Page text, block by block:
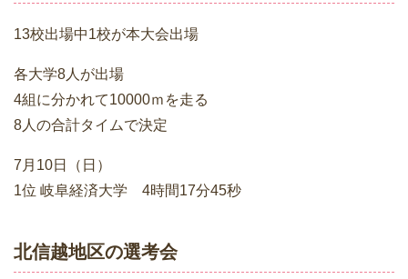
13校出場中1校が本大会出場
各大学8人が出場
4組に分かれて10000ｍを走る
8人の合計タイムで決定
7月10日（日）
1位 岐阜経済大学 4時間17分45秒
北信越地区の選考会